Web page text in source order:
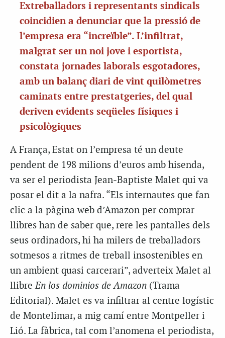
Extreballadors i representants sindicals
coincidien a denunciar que la pressió de
l’empresa era “increïble”. L’infiltrat,
malgrat ser un noi jove i esportista,
constata jornades laborals esgotadores,
amb un balanç diari de vint quilòmetres
caminats entre prestatgeries, del qual
deriven evidents seqüeles físiques i
psicològiques
A França, Estat on l’empresa té un deute
pendent de 198 milions d’euros amb hisenda,
va ser el periodista Jean-Baptiste Malet qui va
posar el dit a la nafra. “Els internautes que fan
clic a la pàgina web d’Amazon per comprar
llibres han de saber que, rere les pantalles dels
seus ordinadors, hi ha milers de treballadors
sotmesos a ritmes de treball insostenibles en
un ambient quasi carcerari”, adverteix Malet al
llibreEn los dominios de Amazon (Trama
Editorial). Malet es va infiltrar al centre logístic
de Montelimar, a mig camí entre Montpeller i
Lió. La fàbrica, tal com l’anomena el periodista,